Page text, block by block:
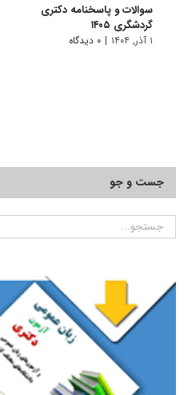
سوالات و پاسخنامه دکتری
گردشگری ۱۴۰۵
۱ آذر, ۱۴۰۴ | ۰ دیدگاه
جست و جو
جستجو